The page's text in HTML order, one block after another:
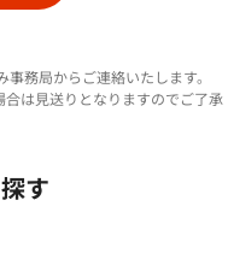
務局からご連絡いたします。
は見送りとなりますのでご了承
す